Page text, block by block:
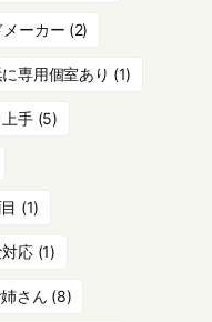
ーカー (2)
専用個室あり (1)
手(5)
(1)
応(1)
さん (8)